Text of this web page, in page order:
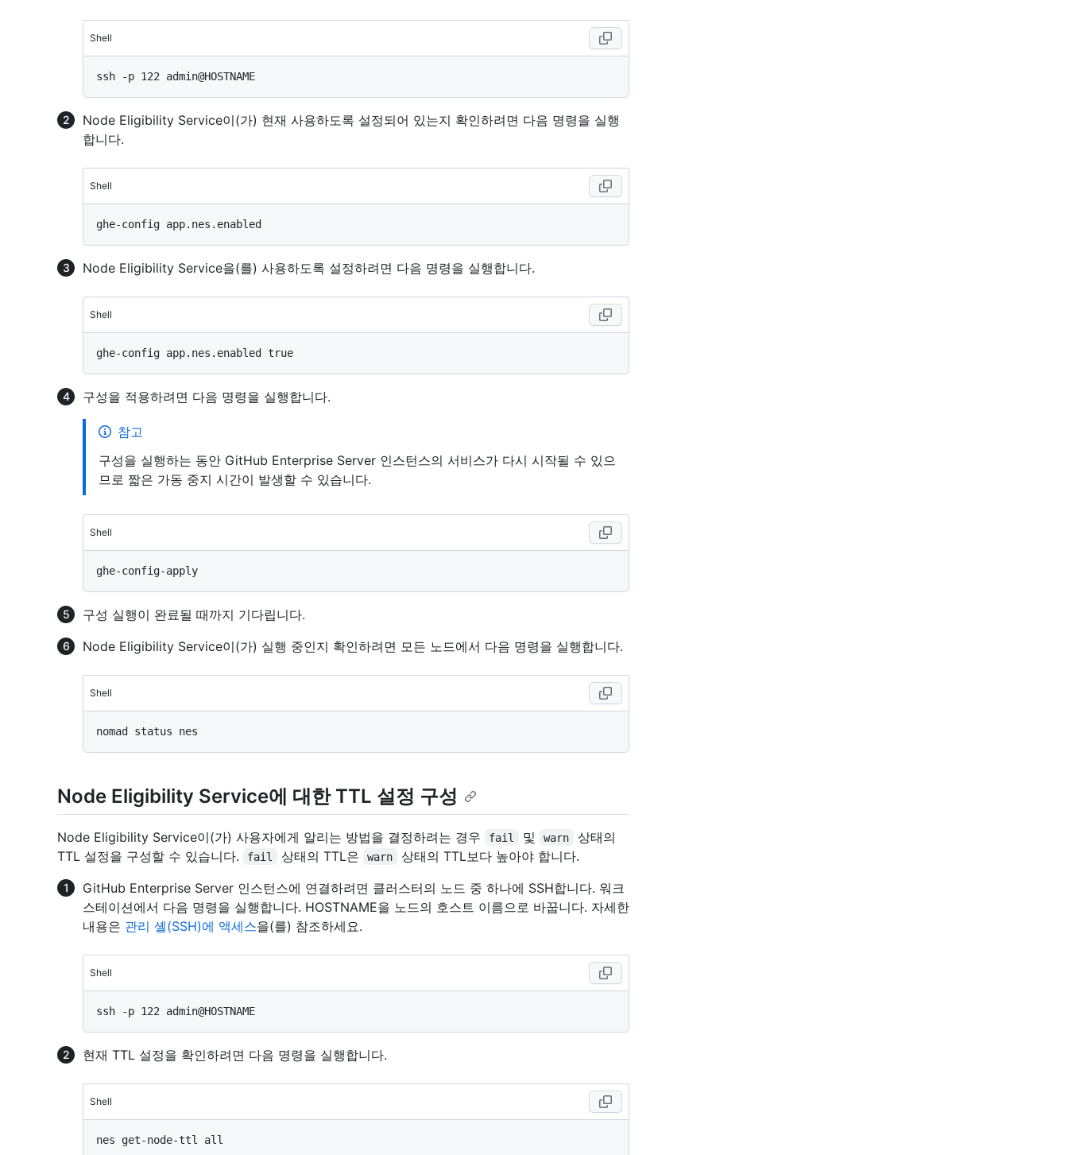
Shell
Node Eligibility Service이(가) 현재 사용하도록 설정되어 있는지 확인하려면 다음 명령을 실행
합니다.
Shell
Node Eligibility Service을(를) 사용하도록 설정하려면 다음 명령을 실행합니다.
Shell
구성을 적용하려면 다음 명령을 실행합니다.
참고
구성을 실행하는 동안 GitHub Enterprise Server 인스턴스의 서비스가 다시 시작될 수 있으
므로 짧은 가동 중지 시간이 발생할 수 있습니다.
Shell
구성 실행이 완료될 때까지 기다립니다.
Node Eligibility Service이(가) 실행 중인지 확인하려면 모든 노드에서 다음 명령을 실행합니다.
Shell
Node Eligibility Service에 대한 TTL 설정 구성
Node Eligibility Service이(가) 사용자에게 알리는 방법을 결정하려는 경우 fail 및 warn
상태의
TTL 설정을 구성할 수 있습니다.
fail 상태의 TTL은 warn
상태의 TTL보다 높아야 합니다.
GitHub Enterprise Server 인스턴스에 연결하려면 클러스터의 노드 중 하나에 SSH합니다. 워크
스테이션에서 다음 명령을 실행합니다. HOSTNAME을 노드의 호스트 이름으로 바꿉니다. 자세한
내용은 관리 셸(SSH)에 액세스을(를) 참조하세요.
Shell
현재 TTL 설정을 확인하려면 다음 명령을 실행합니다.
Shell